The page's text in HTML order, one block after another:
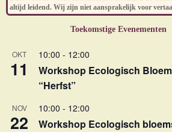
altijd leidend. Wij zijn niet aansprakelijk voor
Toekomstige Evenementen
OKT
11
10:00 - 12:00
Workshop Ecologisch
“Herfst”
NOV
22
10:00 - 12:00
Workshop Ecologisch